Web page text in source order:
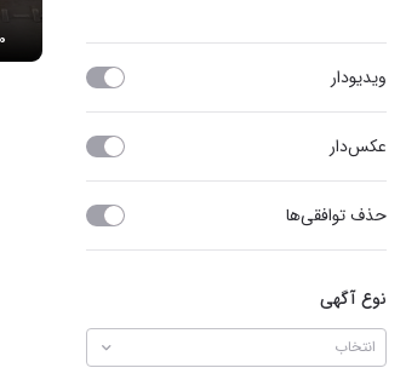
ویدیو‌دار
عکس‌دار
حذف توافقی‌ها
نوع آگهی
انتخاب